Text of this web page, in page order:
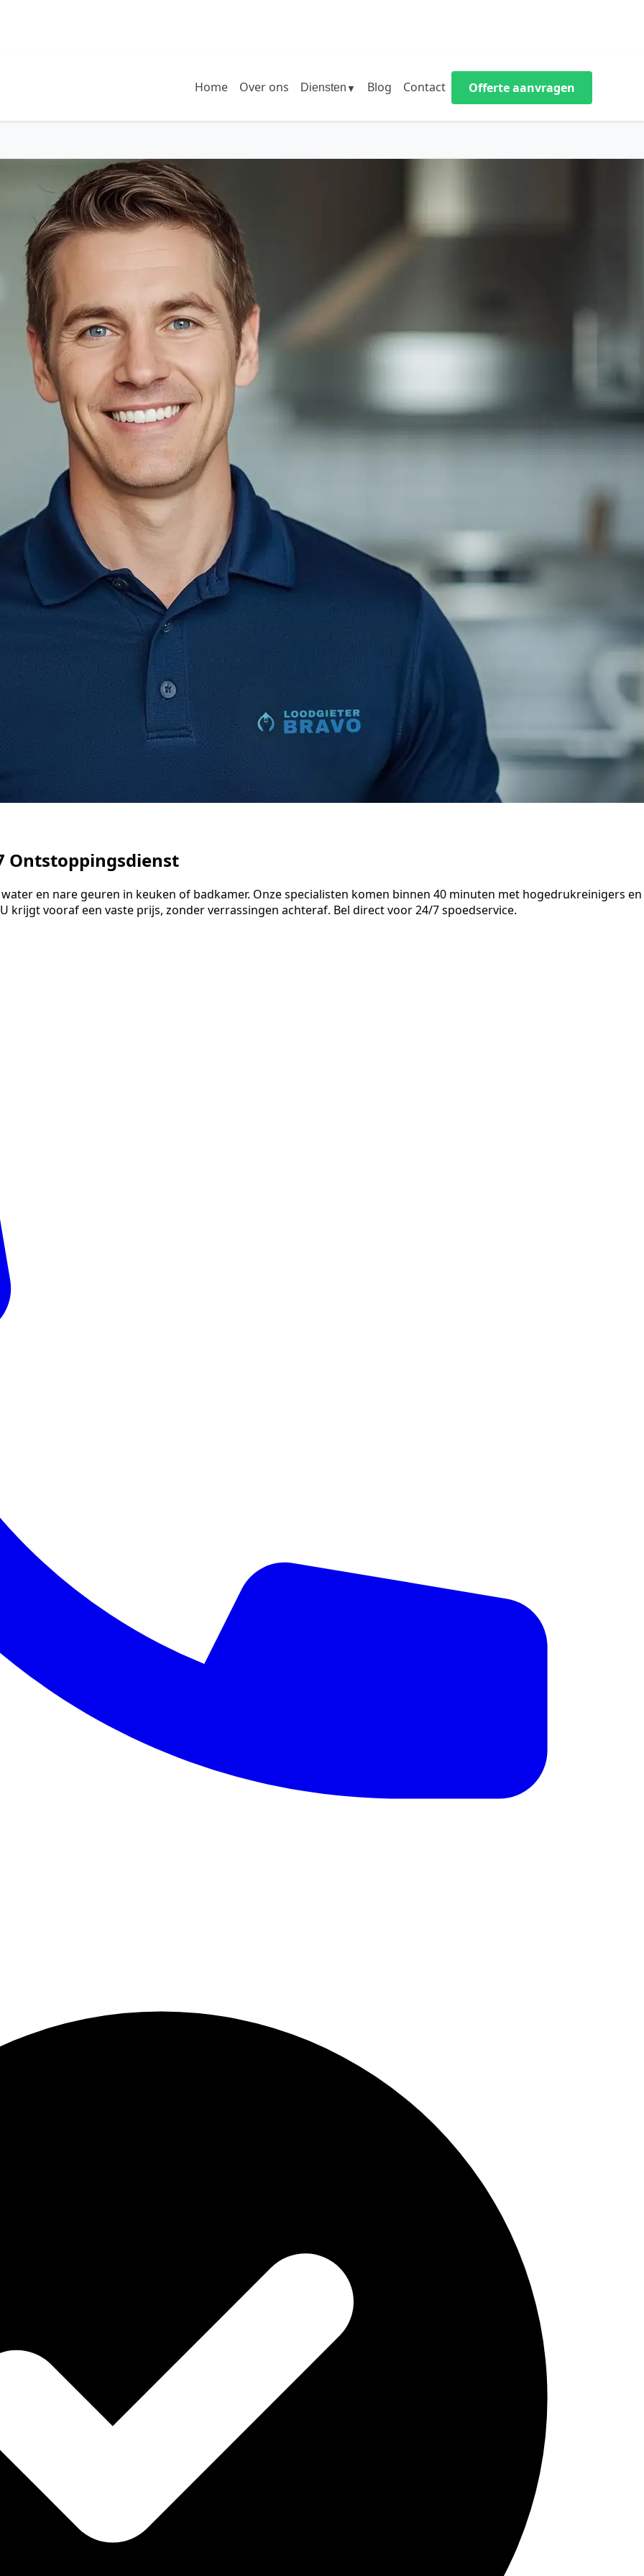
Home Over ons Diensten ▼ Blog Contact Offerte aanvragen
Ontstoppingsdienst
en nare geuren in keuken of badkamer. Onze specialisten komen binnen 40 minuten met hogedrukreinigers en
krijgt vooraf een vaste prijs, zonder verrassingen achteraf. Bel direct voor 24/7 spoedservice.